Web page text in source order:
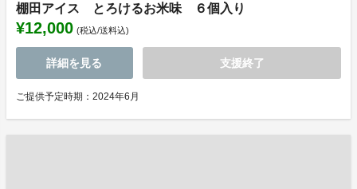
棚田アイス とろけるお米味 ６個入り
¥12,000 (税込/送料込)
詳細を見る 支援終了
ご提供予定時期：2024年6月